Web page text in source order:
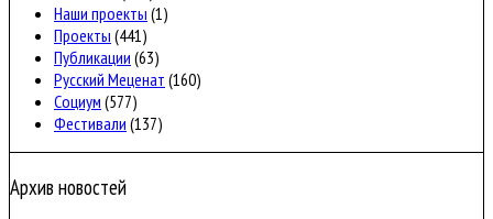
Наши проекты (1)
Проекты (441)
Публикации (63)
Русский Меценат (160)
Социум (577)
Фестивали (137)
Архив новостей